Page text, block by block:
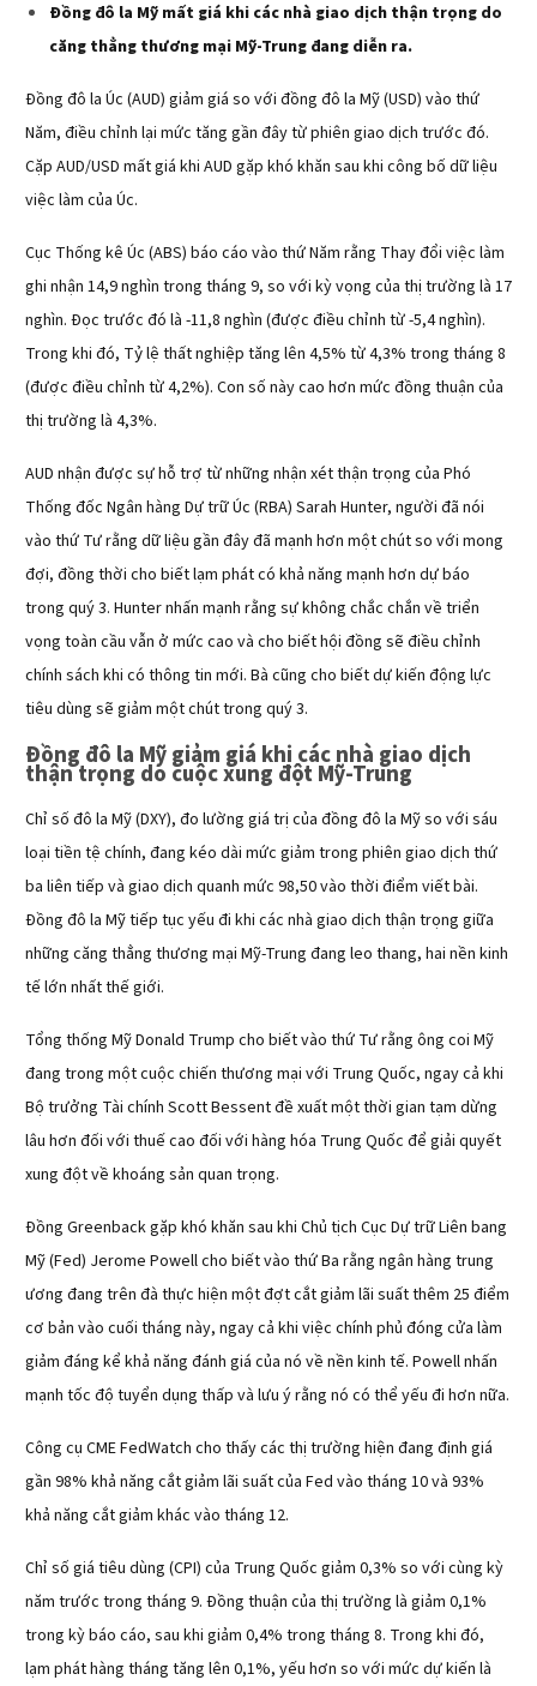
Đồng đô la Mỹ mất giá khi các nhà giao dịch thận trọng do
căng thẳng thương mại Mỹ-Trung đang diễn ra.
Đồng đô la Úc (AUD) giảm giá so với đồng đô la Mỹ (USD) vào thứ
Năm, điều chỉnh lại mức tăng gần đây từ phiên giao dịch trước đó.
Cặp AUD/USD mất giá khi AUD gặp khó khăn sau khi công bố dữ liệu
việc làm của Úc.
Cục Thống kê Úc (ABS) báo cáo vào thứ Năm rằng Thay đổi việc làm
ghi nhận 14,9 nghìn trong tháng 9, so với kỳ vọng của thị trường là 17
nghìn. Đọc trước đó là -11,8 nghìn (được điều chỉnh từ -5,4 nghìn).
Trong khi đó, Tỷ lệ thất nghiệp tăng lên 4,5% từ 4,3% trong tháng 8
(được điều chỉnh từ 4,2%). Con số này cao hơn mức đồng thuận của
thị trường là 4,3%.
AUD nhận được sự hỗ trợ từ những nhận xét thận trọng của Phó
Thống đốc Ngân hàng Dự trữ Úc (RBA) Sarah Hunter, người đã nói
vào thứ Tư rằng dữ liệu gần đây đã mạnh hơn một chút so với mong
đợi, đồng thời cho biết lạm phát có khả năng mạnh hơn dự báo
trong quý 3. Hunter nhấn mạnh rằng sự không chắc chắn về triển
vọng toàn cầu vẫn ở mức cao và cho biết hội đồng sẽ điều chỉnh
chính sách khi có thông tin mới. Bà cũng cho biết dự kiến động lực
tiêu dùng sẽ giảm một chút trong quý 3.
Đồng đô la Mỹ giảm giá khi các nhà giao dịch
thận trọng do cuộc xung đột Mỹ-Trung
Chỉ số đô la Mỹ (DXY), đo lường giá trị của đồng đô la Mỹ so với sáu
loại tiền tệ chính, đang kéo dài mức giảm trong phiên giao dịch thứ
ba liên tiếp và giao dịch quanh mức 98,50 vào thời điểm viết bài.
Đồng đô la Mỹ tiếp tục yếu đi khi các nhà giao dịch thận trọng giữa
những căng thẳng thương mại Mỹ-Trung đang leo thang, hai nền kinh
tế lớn nhất thế giới.
Tổng thống Mỹ Donald Trump cho biết vào thứ Tư rằng ông coi Mỹ
đang trong một cuộc chiến thương mại với Trung Quốc, ngay cả khi
Bộ trưởng Tài chính Scott Bessent đề xuất một thời gian tạm dừng
lâu hơn đối với thuế cao đối với hàng hóa Trung Quốc để giải quyết
xung đột về khoáng sản quan trọng.
Đồng Greenback gặp khó khăn sau khi Chủ tịch Cục Dự trữ Liên bang
Mỹ (Fed) Jerome Powell cho biết vào thứ Ba rằng ngân hàng trung
ương đang trên đà thực hiện một đợt cắt giảm lãi suất thêm 25 điểm
cơ bản vào cuối tháng này, ngay cả khi việc chính phủ đóng cửa làm
giảm đáng kể khả năng đánh giá của nó về nền kinh tế. Powell nhấn
mạnh tốc độ tuyển dụng thấp và lưu ý rằng nó có thể yếu đi hơn nữa.
Công cụ CME FedWatch cho thấy các thị trường hiện đang định giá
gần 98% khả năng cắt giảm lãi suất của Fed vào tháng 10 và 93%
khả năng cắt giảm khác vào tháng 12.
Chỉ số giá tiêu dùng (CPI) của Trung Quốc giảm 0,3% so với cùng kỳ
năm trước trong tháng 9. Đồng thuận của thị trường là giảm 0,1%
trong kỳ báo cáo, sau khi giảm 0,4% trong tháng 8. Trong khi đó,
lạm phát hàng tháng tăng lên 0,1%, yếu hơn so với mức dự kiến là